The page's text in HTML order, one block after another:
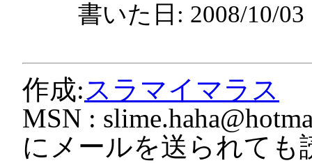
書いた日: 2008/10/
作成:スラマイマラス
MSN :
にメールを送られても